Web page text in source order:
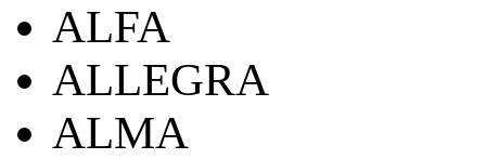
ALFA
ALLEGRA
ALMA